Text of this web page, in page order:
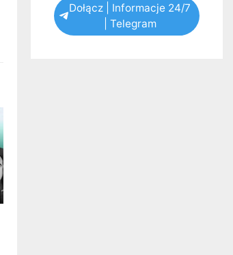
Dołącz | Informacje 24/7
| Telegram